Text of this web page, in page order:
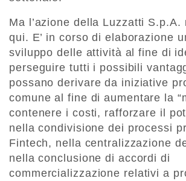
Ma l’azione della Luzzatti S.p.A.
qui. E’ in corso di elaborazione
sviluppo delle attività al fine di
perseguire tutti i possibili
possano derivare da iniziative
comune al fine di aumentare la
contenere i costi, rafforzare il
nella condivisione dei processi
Fintech, nella centralizzazione
nella conclusione di accordi di
commercializzazione relativi a